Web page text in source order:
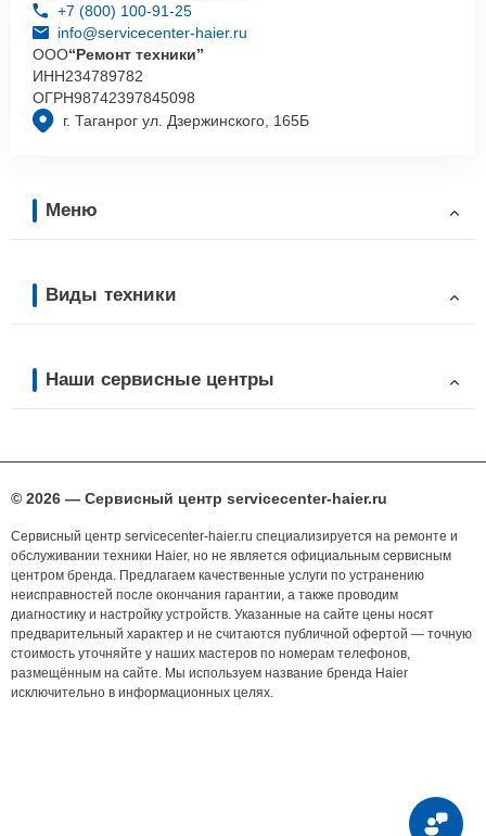
г. Таганрог ул. Дзержинского, 165Б
+7 (800) 100-91-25
info@servicecenter-haier.ru
ООО“Ремонт техники”
ИНН234789782
ОГРН98742397845098
Меню
Виды техники
Наши сервисные центры
© 2026 — Сервисный центр servicecenter-haier.ru
Сервисный центр servicecenter-haier.ru специализируется на ремонте и
обслуживании техники Haier, но не является официальным сервисным
центром бренда. Предлагаем качественные услуги по устранению
неисправностей после окончания гарантии, а также проводим
диагностику и настройку устройств. Указанные на сайте цены носят
предварительный характер и не считаются публичной офертой — точную
стоимость уточняйте у наших мастеров по номерам телефонов,
размещённым на сайте. Мы используем название бренда Haier
исключительно в информационных целях.